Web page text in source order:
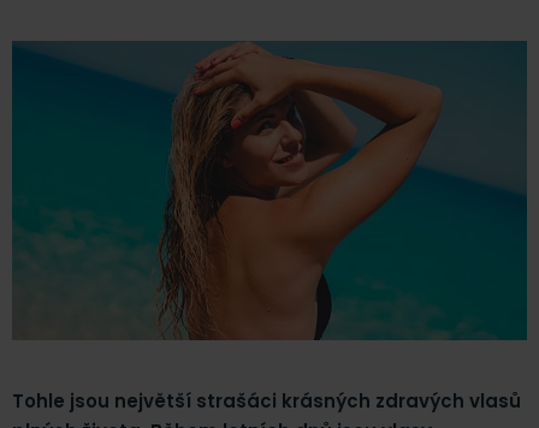
Tohle jsou největší strašáci krásných zdravých vlasů